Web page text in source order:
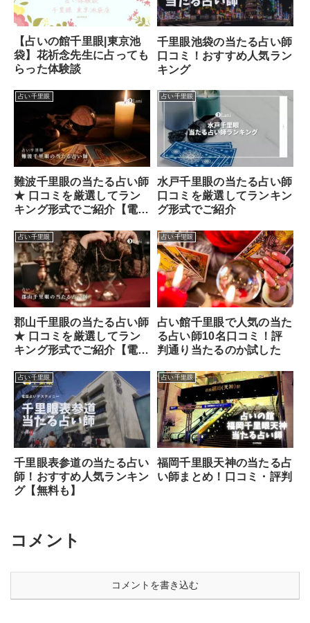
【占いの館千里眼|東京池
袋】花祈念先生に占っても
らった体験談
千里眼池袋の当たる占い師
口コミ！おすすめ人気ラン
キング
占い千里眼
難波千里眼の当たる占い師
★ 口コミを厳選してラン
キング形式でご紹介【電話
占い千里眼
水戸千里眼の当たる占い師
口コミを厳選してランキン
グ形式でご紹介
占い千里眼
郡山千里眼の当たる占い師
★ 口コミを厳選してラン
キング形式でご紹介【電話
占い千里眼
占い館千里眼で人気の当た
る占い師10名口コミ！評
判通り当たるのか試した
占い千里眼
千里眼表参道の当たる占い
師！おすすめ人気ランキン
グ【無料も】
占い千里眼
福岡千里眼天神の当たる占
い師まとめ！口コミ・評判
コメント
コメントを書き込む